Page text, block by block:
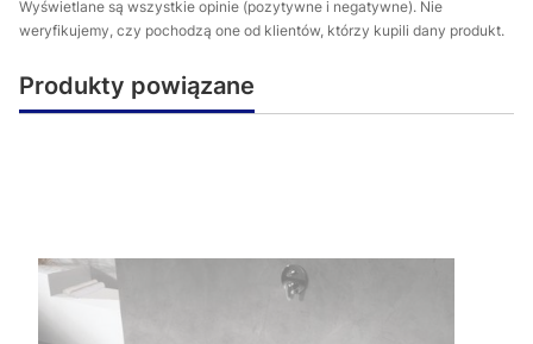
Wyświetlane są wszystkie opinie (pozytywne i negatywne). Nie
weryfikujemy, czy pochodzą one od klientów, którzy kupili dany produkt.
Produkty powiązane